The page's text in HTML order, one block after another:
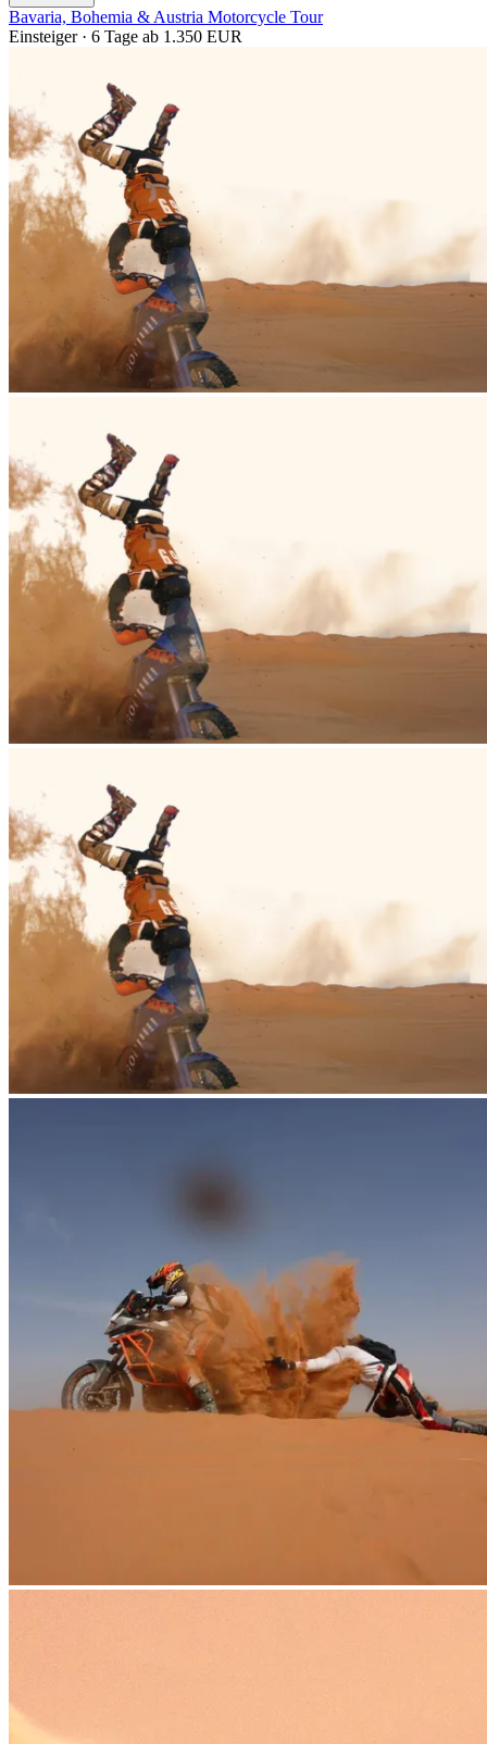
Bavaria, Bohemia & Austria Motorcycle Tour
Einsteiger · 6 Tage ab 1.350 EUR